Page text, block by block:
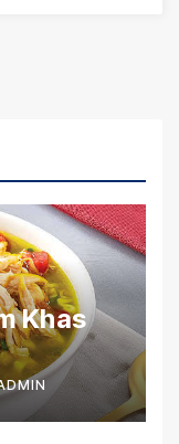
Khas